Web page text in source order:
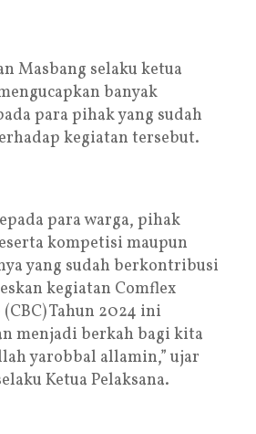
Masbang selaku ketua
banyak
para pihak yang sudah
kegiatan tersebut.
para warga, pihak
kompetisi maupun
yang sudah berkontribusi
kegiatan Comflex
Tahun 2024 ini
menjadi berkah bagi kita
yarobbal allamin,” ujar
Ketua Pelaksana.